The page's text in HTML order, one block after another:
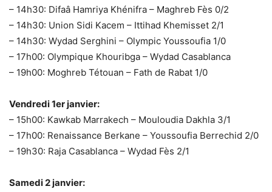
– 14h30: Difaâ Hamriya Khénifra – Maghreb Fès 0/2
– 14h30: Union Sidi Kacem – Ittihad Khemisset 2/1
– 14h30: Wydad Serghini – Olympic Youssoufia 1/0
– 17h00: Olympique Khouribga – Wydad Casablanca
– 19h00: Moghreb Tétouan – Fath de Rabat 1/0
Vendredi 1er janvier:
– 15h00: Kawkab Marrakech – Mouloudia Dakhla 3/1
– 17h00: Renaissance Berkane – Youssoufia Berrechid 2/0
– 19h30: Raja Casablanca – Wydad Fès 2/1
Samedi 2 janvier: